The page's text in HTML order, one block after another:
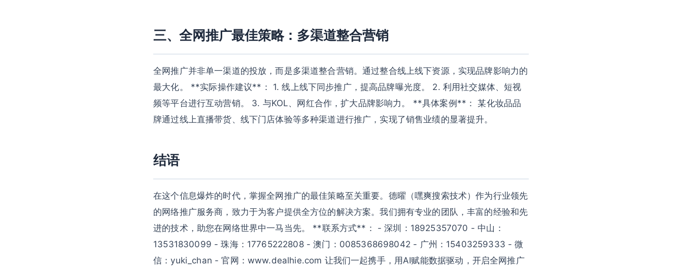
三、全网推广最佳策略：多渠道整合营销
全网推广并非单一渠道的投放，而是多渠道整合营销。通过整合线上线下资源，实现品牌影响力的
最大化。 **实际操作建议**： 1. 线上线下同步推广，提高品牌曝光度。 2. 利用社交媒体、短视
频等平台进行互动营销。 3. 与KOL、网红合作，扩大品牌影响力。 **具体案例**： 某化妆品品
牌通过线上直播带货、线下门店体验等多种渠道进行推广，实现了销售业绩的显著提升。
结语
在这个信息爆炸的时代，掌握全网推广的最佳策略至关重要。德曜（嘿爽搜索技术）作为行业领先
的网络推广服务商，致力于为客户提供全方位的解决方案。我们拥有专业的团队，丰富的经验和先
进的技术，助您在网络世界中一马当先。 **联系方式**： - 深圳：18925357070 - 中山：
13531830099 - 珠海：17765222808 - 澳门：0085368698042 - 广州：15403259333 - 微
信：yuki_chan - 官网：www.dealhie.com 让我们一起携手，用AI赋能数据驱动，开启全网推广